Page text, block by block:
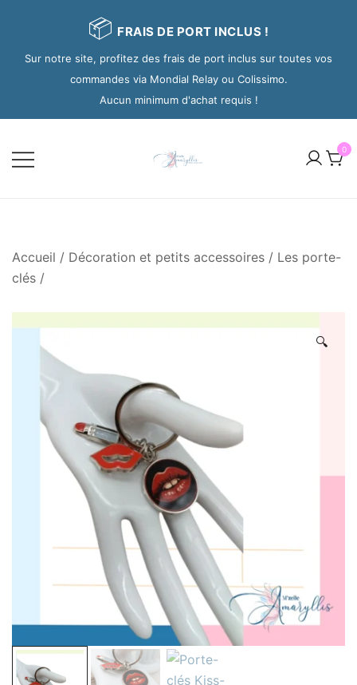
📦 FRAIS DE PORT INCLUS !
Sur notre site, profitez des frais de port inclus sur toutes vos
commandes via Mondial Relay ou Colissimo.
Aucun minimum d'achat requis !
0
Accueil / Décoration et petits accessoires / Les porte-
clés /
🔍